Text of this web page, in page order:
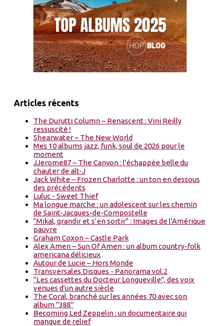
Articles récents
The Durutti Column – Renascent : Vini Reilly
ressuscité !
Shearwater – The New World
Mes 10 albums jazz, funk, soul de 2026 pour le
moment
JJerome87 – The Canyon : l'échappée belle du
chauter de alt-J
Jack White – Frozen Charlotte : un ton en dessous
des précédents
Luluc - Sweet Thief
Ma longue marche : un adolescent sur les chemin
de Saint-Jacques-de-Compostelle
“Mikal, grandir et s’en sortir” : Images de l'Amérique
pauvre
Graham Coxon – Castle Park
Alex Amen – Sun Of Amen : un album country-folk
americana délicieux
Autour de Lucie – Hors Monde
Transversales Disques - Panorama vol.2
"Les cassettes du Docteur Longueville", des voix
venues d'un autre siècle
The Coral, branché sur les années 70 avec son
album "388"
Becoming Led Zeppelin : un documentaire qui
manque de relief